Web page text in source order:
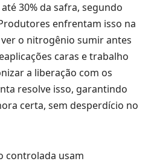
30% da safra, segundo
enfrentam isso na
o nitrogênio sumir antes
caras e trabalho
a liberação com os
resolve isso, garantindo
certa, sem desperdício no
controlada usam